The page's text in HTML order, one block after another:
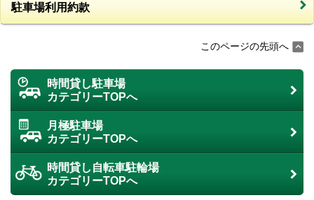
駐車場利用約款
このページの先頭へ
時間貸し駐車場
カテゴリーTOPへ
月極駐車場
カテゴリーTOPへ
時間貸し自転車駐輪場
カテゴリーTOPへ